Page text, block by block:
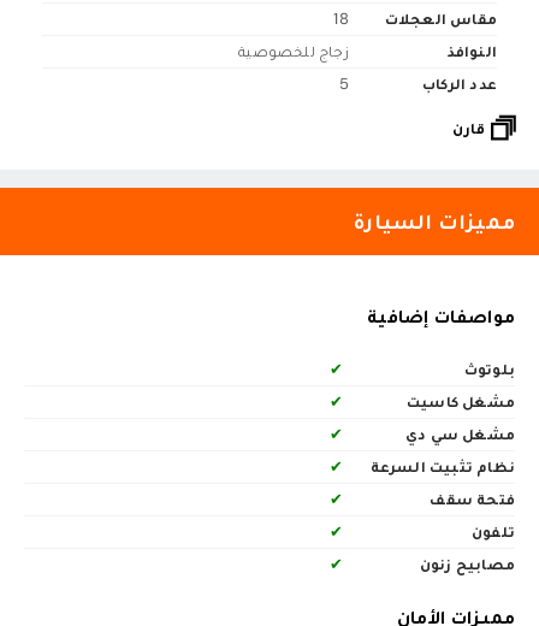
مقاس العجلات
18
النوافذ
زجاج للخصوصية
عدد الركاب
5
قارن
مميزات السيارة
مواصفات إضافية
بلوتوث
✔
مشغل كاسيت
✔
مشغل سي دي
✔
نظام تثبيت السرعة
✔
فتحة سقف
✔
تلفون
✔
مصابيح زنون
✔
مميزات الأمان